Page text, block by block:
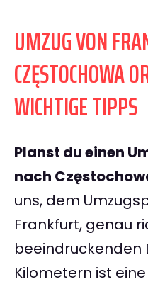
UMZUG VON
CZĘSTOCHOWA
WICHTIGE TIPPS
Planst du einen
nach
uns, dem
Frankfurt, genau
beeindruckenden
Kilometern ist